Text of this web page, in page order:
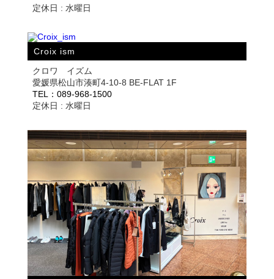
定休日 : 水曜日
Croix ism
クロワ イズム
愛媛県松山市湊町4-10-8 BE-FLAT 1F
TEL：089-968-1500
定休日 : 水曜日